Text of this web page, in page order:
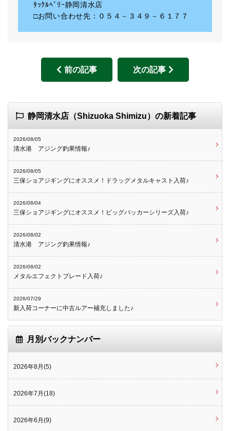
ﾀｯｸﾙﾍﾞﾘｰ静岡清水店
□お問い合わせ先：０５４－３４９－６１７７
前の記事 次の記事
静岡清水店（Shizuoka Shimizu）の新着記事
2026/08/05
清水港 アジング釣果情報♪
2026/08/05
三保ショアジギングにオススメ！ドラッグメタルキャスト入荷♪
2026/08/04
三保ショアジギングにオススメ！ビッグバッカーシリーズ入荷♪
2026/08/02
清水港 アジング釣果情報♪
2026/08/02
メタルエフェクトブレード入荷♪
2026/07/29
新入荷コーナーに中古ルアー補充しました♪
月別バックナンバー
2026年8月(5)
2026年7月(18)
2026年6月(9)